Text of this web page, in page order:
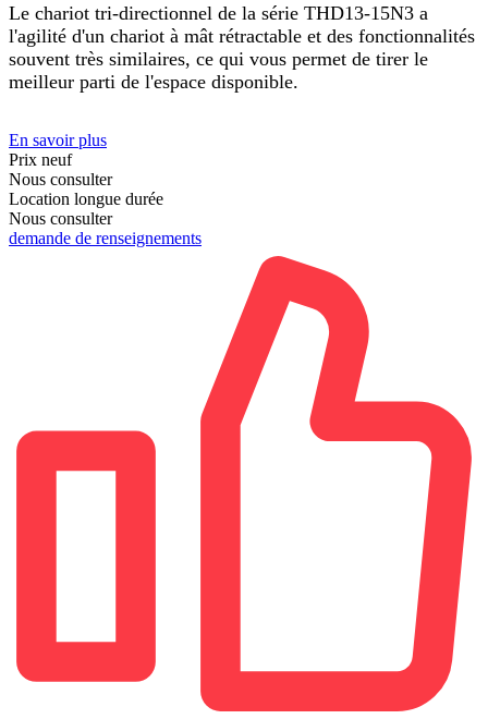
Le chariot tri-directionnel de la série THD13-15N3 a
l'agilité d'un chariot à mât rétractable et des fonctionnalités
souvent très similaires, ce qui vous permet de tirer le
meilleur parti de l'espace disponible.
En savoir plus
Prix neuf
Nous consulter
Location longue durée
Nous consulter
demande de renseignements